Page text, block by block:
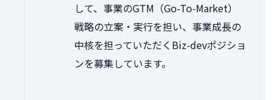
して、事業のGTM（Go-To-Market）
戦略の立案・実行を担い、事業成長の
中核を担っていただくBiz-devポジショ
ンを募集しています。